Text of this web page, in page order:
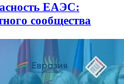
ЕАЭС:
сообщества